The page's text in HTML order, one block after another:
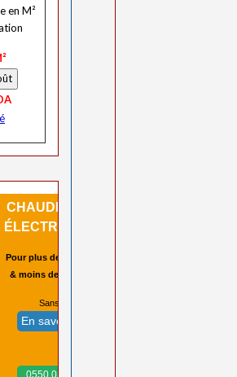
en M²
CHAUDIÈRES
ÉLECTRIQUES
Pour plus de sécurité
& moins de pannes
Sans CO2 ➡️
En savoir plus
0550 08 11 52